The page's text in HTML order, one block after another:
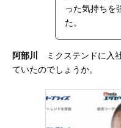
った気持ちを
た。
阿部川
ミクステンドに入
ていたのでしょうか。